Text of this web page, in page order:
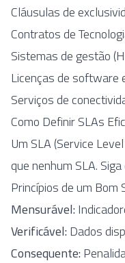
Cláusulas de
Contratos de
Sistemas de gestão
Licenças de software
Serviços de
Como Definir SLAs
Um SLA (Service
que nenhum SLA.
Princípios de um Bom
Mensurável:
Verificável: Dados
Consequente: